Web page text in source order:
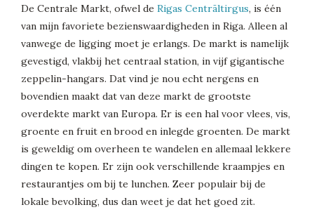
De Centrale Markt, ofwel de Rigas Centrāltirgus, is één
van mijn favoriete bezienswaardigheden in Riga. Alleen al
vanwege de ligging moet je erlangs. De markt is namelijk
gevestigd, vlakbij het centraal station, in vijf gigantische
zeppelin-hangars. Dat vind je nou echt nergens en
bovendien maakt dat van deze markt de grootste
overdekte markt van Europa. Er is een hal voor vlees, vis,
groente en fruit en brood en inlegde groenten. De markt
is geweldig om overheen te wandelen en allemaal lekkere
dingen te kopen. Er zijn ook verschillende kraampjes en
restaurantjes om bij te lunchen. Zeer populair bij de
lokale bevolking, dus dan weet je dat het goed zit.